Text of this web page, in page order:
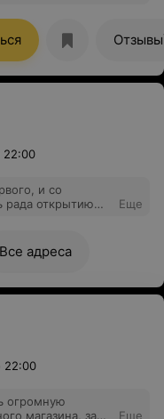
к
сразу поняла
их именно с
её мнение.
Отзывы
22:00
и со
рада открытию
выбрать
Еще
Все адреса
22:00
огромную
магазина, за
Еще